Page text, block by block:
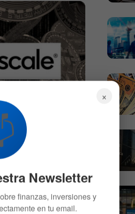
540
×
Newsletter
finanzas, inversiones y
en tu email.